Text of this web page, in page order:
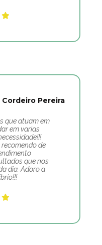
Pereira
que atuam em
em varias
de
que nos
dia. Adoro a